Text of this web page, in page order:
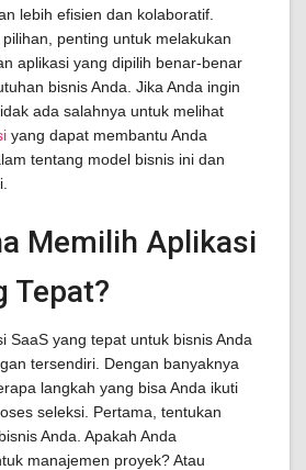
lebih efisien dan kolaboratif.
penting untuk melakukan
aplikasi yang dipilih benar-benar
bisnis Anda. Jika Anda ingin
ada salahnya untuk melihat
yang dapat membantu Anda
tentang model bisnis ini dan
Memilih Aplikasi
Tepat?
SaaS yang tepat untuk bisnis Anda
tersendiri. Dengan banyaknya
langkah yang bisa Anda ikuti
seleksi. Pertama, tentukan
Anda. Apakah Anda
manajemen proyek? Atau